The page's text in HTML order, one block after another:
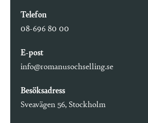
Telefon
08-696 80 00
E-post
info@romanusochselling.se
Besöksadress
Sveavägen 56, Stockholm